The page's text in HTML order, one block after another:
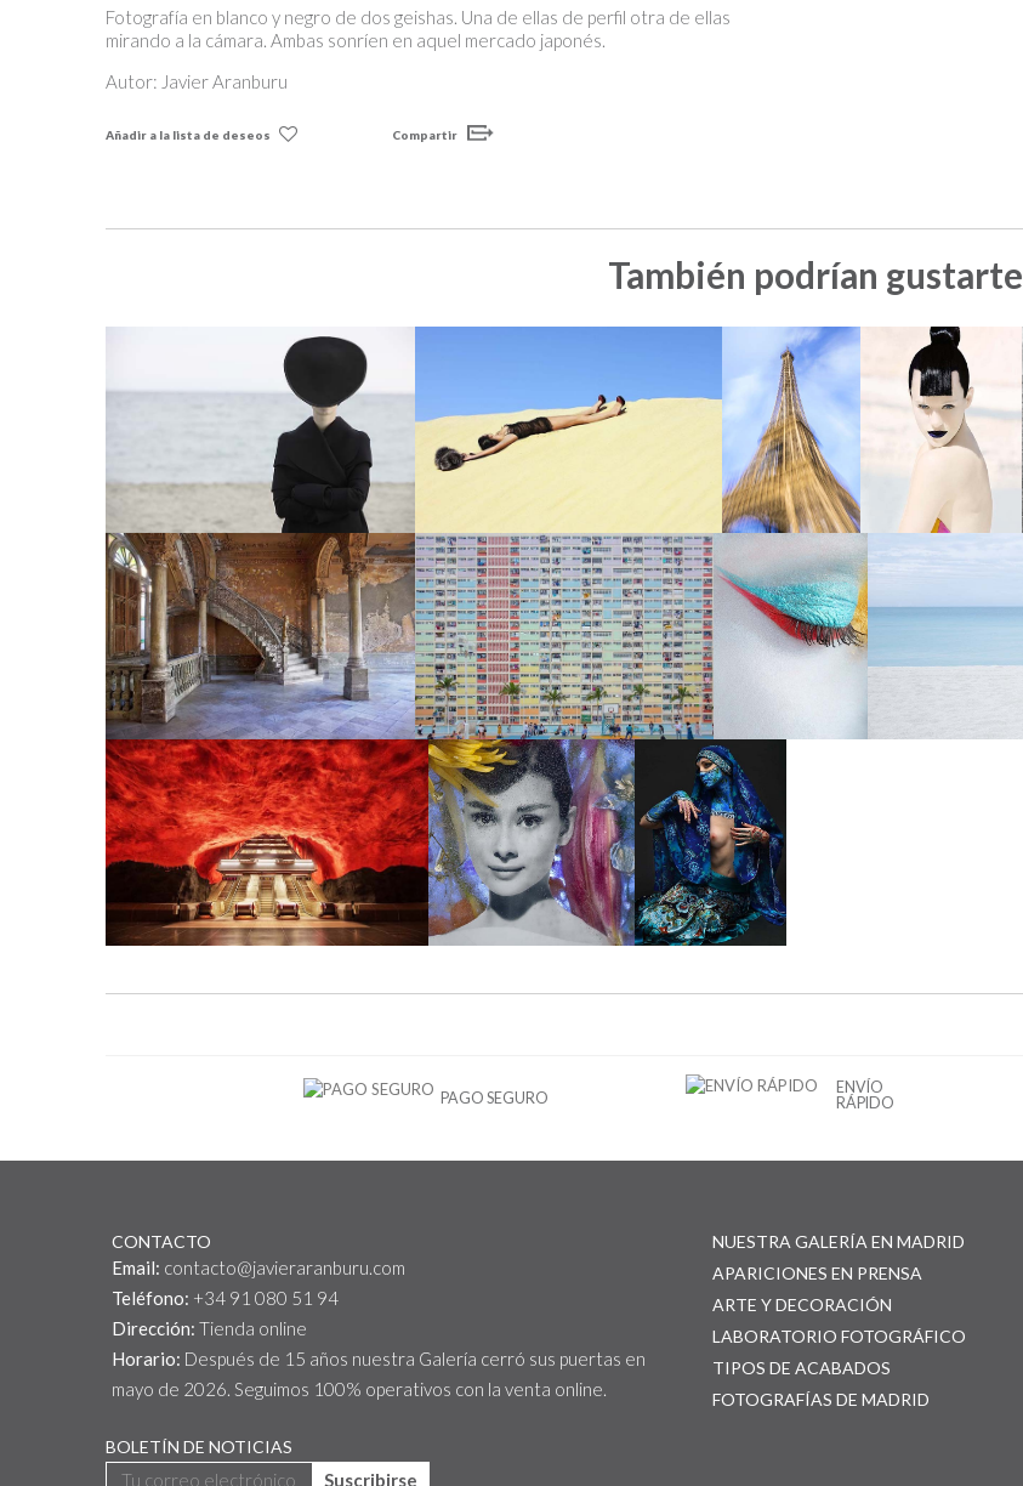
Fotografía en blanco y negro de dos geishas. Una de ellas de perfil otra de ellas
mirando a la cámara. Ambas sonríen en aquel mercado japonés.
Autor: Javier Aranburu
Añadir a la lista de deseos Compartir
También podrían gustarte
PAGO SEGURO
ENVÍO
RÁPIDO
CONTACTO
Email: contacto@javieraranburu.com
Teléfono: +34 91 080 51 94
Dirección: Tienda online
Horario: Después de 15 años nuestra Galería cerró sus puertas en
mayo de 2026. Seguimos 100% operativos con la venta online.
NUESTRA GALERÍA EN MADRID
APARICIONES EN PRENSA
ARTE Y DECORACIÓN
LABORATORIO FOTOGRÁFICO
TIPOS DE ACABADOS
FOTOGRAFÍAS DE MADRID
BOLETÍN DE NOTICIAS
Suscribirse